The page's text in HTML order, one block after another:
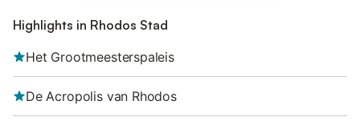
Highlights in Rhodos Stad
Het Grootmeesterspaleis
De Acropolis van Rhodos